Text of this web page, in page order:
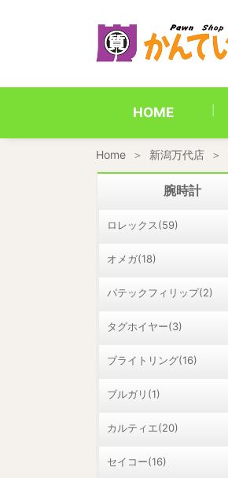
HOME
Home 新潟万代店
腕時計
ロレックス(59)
オメガ(18)
パテックフィリップ(2)
タグホイヤー(3)
ブライトリング(16)
ブルガリ(1)
カルティエ(20)
セイコー(16)